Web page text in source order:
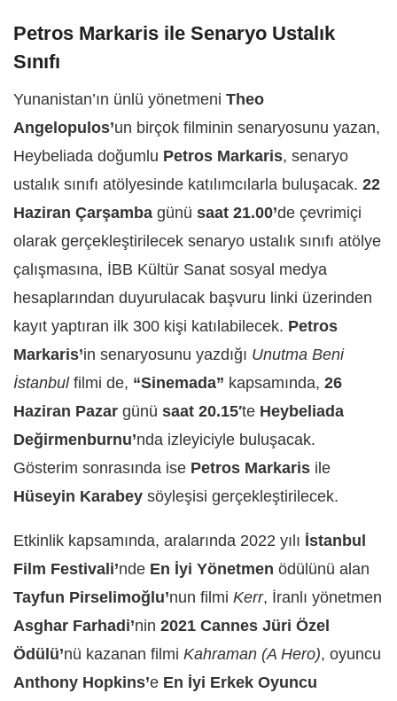
Petros Markaris ile Senaryo Ustalık
Sınıfı
Yunanistan’ın ünlü yönetmeni Theo
Angelopulos’un birçok filminin senaryosunu yazan,
Heybeliada doğumlu Petros Markaris, senaryo
ustalık sınıfı atölyesinde katılımcılarla buluşacak. 22
Haziran Çarşamba günü saat 21.00’de çevrimiçi
olarak gerçekleştirilecek senaryo ustalık sınıfı atölye
çalışmasına, İBB Kültür Sanat sosyal medya
hesaplarından duyurulacak başvuru linki üzerinden
kayıt yaptıran ilk 300 kişi katılabilecek. Petros
Markaris’in senaryosunu yazdığı Unutma Beni
İstanbulfilmi de, “Sinemada” kapsamında, 26
Haziran Pazar günü saat 20.15′te Heybeliada
Değirmenburnu’nda izleyiciyle buluşacak.
Gösterim sonrasında ise Petros Markaris ile
Hüseyin Karabey söyleşisi gerçekleştirilecek.
Etkinlik kapsamında, aralarında 2022 yılı İstanbul
Film Festivali’nde En İyi Yönetmen ödülünü alan
Tayfun Pirselimoğlu’nun filmi Kerr, İranlı yönetmen
Asghar Farhadi’nin 2021 Cannes Jüri Özel
Ödülü’nü kazanan filmi Kahraman (A Hero), oyuncu
Anthony Hopkins’e En İyi Erkek Oyuncu